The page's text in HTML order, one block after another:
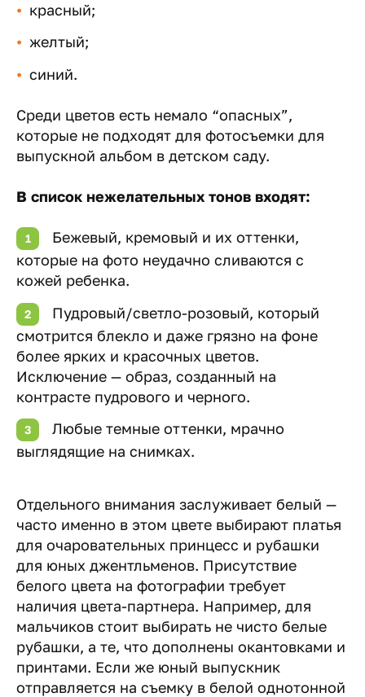
красный;
желтый;
синий.
Среди цветов есть немало “опасных”,
которые не подходят для фотосъемки для
выпускной альбом в детском саду.
В список нежелательных тонов входят:
Бежевый, кремовый и их оттенки,
которые на фото неудачно сливаются с
кожей ребенка.
Пудровый/светло-розовый, который
смотрится блекло и даже грязно на фоне
более ярких и красочных цветов.
Исключение — образ, созданный на
контрасте пудрового и черного.
Любые темные оттенки, мрачно
выглядящие на снимках.
Отдельного внимания заслуживает белый —
часто именно в этом цвете выбирают платья
для очаровательных принцесс и рубашки
для юных джентльменов. Присутствие
белого цвета на фотографии требует
наличия цвета-партнера. Например, для
мальчиков стоит выбирать не чисто белые
рубашки, а те, что дополнены окантовками и
принтами. Если же юный выпускник
отправляется на съемку в белой однотонной